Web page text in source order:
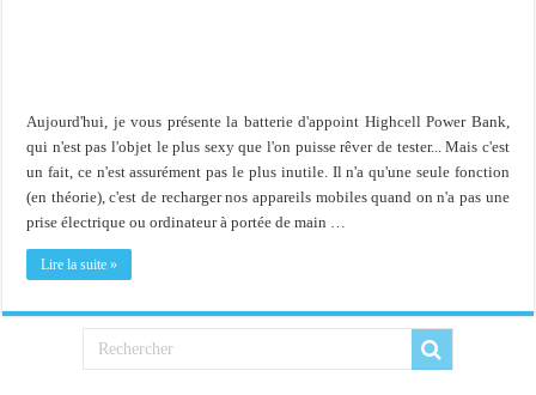
Aujourd'hui, je vous présente la batterie d'appoint Highcell Power Bank,
qui n'est pas l'objet le plus sexy que l'on puisse rêver de tester... Mais c'est
un fait, ce n'est assurément pas le plus inutile. Il n'a qu'une seule fonction
(en théorie), c'est de recharger nos appareils mobiles quand on n'a pas une
prise électrique ou ordinateur à portée de main …
Lire la suite »